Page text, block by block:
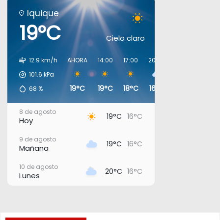
Iquique
19°C Cielo claro
12.9 km/h
101.6 kPa
68 %
AHORA
19°C
14:00
19°C
17:00
18°C
20:00
16°C
8 de agosto
Hoy 19°C 16°C
9 de agosto
Mañana 19°C 16°C
10 de agosto
Lunes 20°C 16°C